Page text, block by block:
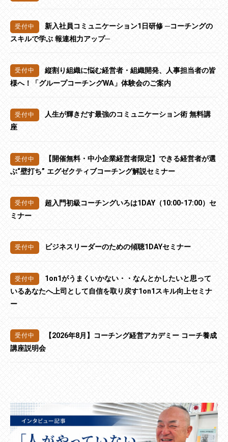
新入社員コミュニケーション1日研修 ─コーチングの
スキルで学ぶ 報連相力アップ─
縦割り組織に悩む経営者・組織開発、人事担当者の皆
様へ！「グループコーチングWA」体験会のご案内
人生が輝きだす最強のコミュニケーション術 無料講
座
【開催無料・中小企業経営者限定】できる経営者が選
ぶ“壁打ち” エグゼクティブコーチング解説セミナー
超入門初級コーチングいろは1DAY（10:00-17:00）セ
ミナー
ビジネスリーダーのための傾聴1DAYセミナー
1on1がうまくいかない・・なんとかしたいと思って
いるあなたへ上司として自信を取り戻す1on1スキル向上セミナ
ー
【2026年8月】コーチング経営アカデミー コーチ養成
講座説明会